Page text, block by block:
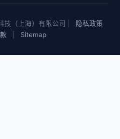
（上海）有限公司 |
隐私政策
Sitemap